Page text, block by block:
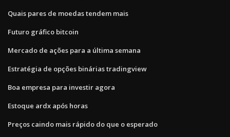
Quais pares de moedas tendem mais
Futuro gráfico bitcoin
Mercado de ações para a última semana
Estratégia de opções binárias tradingview
Boa empresa para investir agora
Estoque ardx após horas
Preços caindo mais rápido do que o esperado